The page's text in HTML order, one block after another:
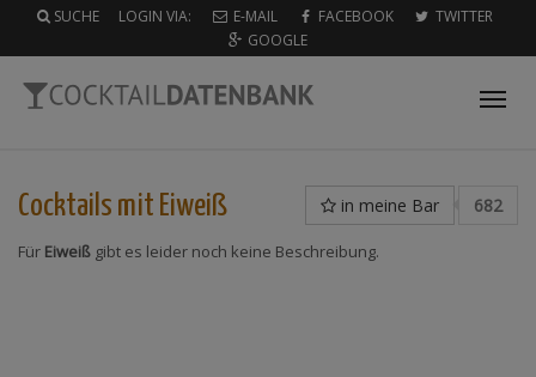
SUCHE LOGIN VIA: E-MAIL FACEBOOK
TWITTER
GOOGLE
in meine Bar 682
Cocktails mit Eiweiß
Für Eiweiß gibt es leider noch keine Beschreibung.